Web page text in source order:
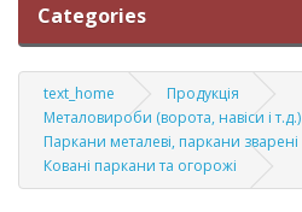
Categories
text_home
Продукція
Металовироби (ворота, навіси і т.д.)
Паркани металеві, паркани зварені
Ковані паркани та огорожі